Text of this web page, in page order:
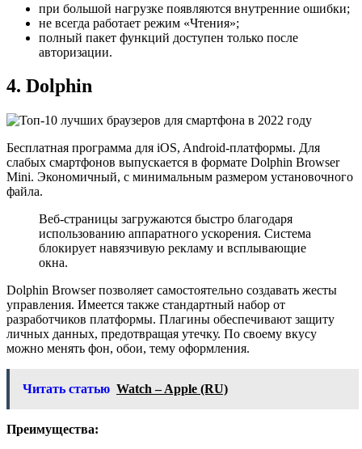
при большой нагрузке появляются внутренние ошибки;
не всегда работает режим «Чтения»;
полный пакет функций доступен только после
авторизации.
4. Dolphin
Бесплатная программа для iOS, Android-платформы. Для
слабых смартфонов выпускается в формате Dolphin Browser
Mini. Экономичный, с минимальным размером установочного
файла.
Веб-страницы загружаются быстро благодаря
использованию аппаратного ускорения. Система
блокирует навязчивую рекламу и всплывающие
окна.
Dolphin Browser позволяет самостоятельно создавать жесты
управления. Имеется также стандартный набор от
разработчиков платформы. Плагины обеспечивают защиту
личных данных, предотвращая утечку. По своему вкусу
можно менять фон, обои, тему оформления.
Читать статью Watch – Apple (RU)
Преимущества: